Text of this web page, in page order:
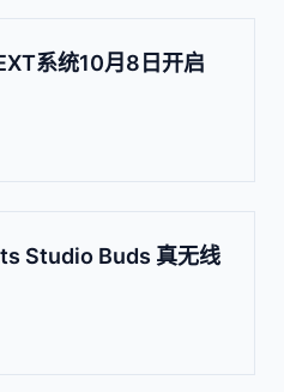
系统10月8日开启
Studio Buds 真无线